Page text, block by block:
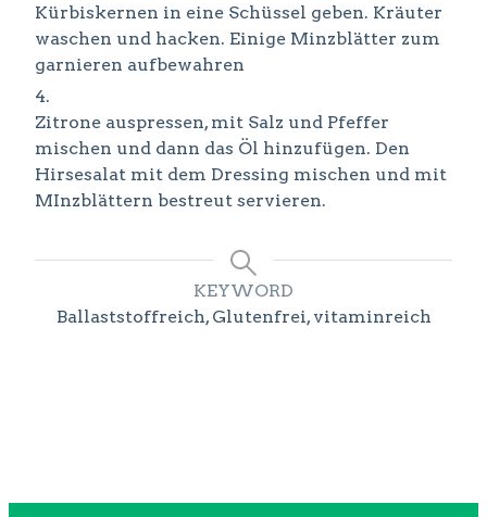
Kürbiskernen in eine Schüssel geben. Kräuter
waschen und hacken. Einige Minzblätter zum
garnieren aufbewahren
Zitrone auspressen, mit Salz und Pfeffer
mischen und dann das Öl hinzufügen. Den
Hirsesalat mit dem Dressing mischen und mit
MInzblättern bestreut servieren.
KEYWORD
Ballaststoffreich, Glutenfrei, vitaminreich